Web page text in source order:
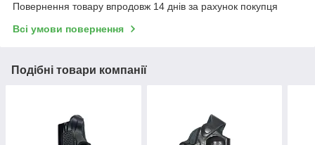
Повернення товару впродовж 14 днів за рахунок покупця
Всі умови повернення
Подібні товари компанії